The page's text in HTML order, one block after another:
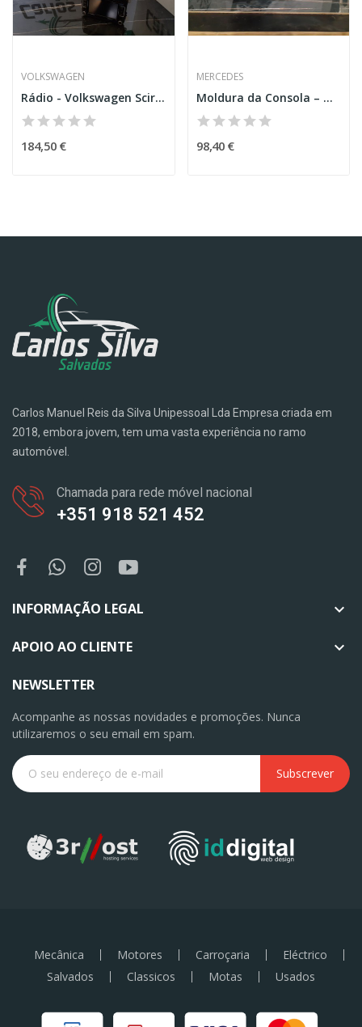
VOLKSWAGEN
Rádio - Volkswagen Scirocco
184,50 €
MERCEDES
Moldura da Consola – MERCEDES-BENZ GLC (X253)
98,40 €
Carlos Manuel Reis da Silva Unipessoal Lda Empresa criada em
2018, embora jovem, tem uma vasta experiência no ramo
automóvel.
Chamada para rede móvel nacional
+351 918 521 452
INFORMAÇÃO LEGAL 
APOIO AO CLIENTE 
NEWSLETTER
Acompanhe as nossas novidades e promoções. Nunca
utilizaremos o seu email em spam.
Subscrever
Mecânica Motores Carroçaria
Eléctrico
Salvados
Classicos Motas Usados